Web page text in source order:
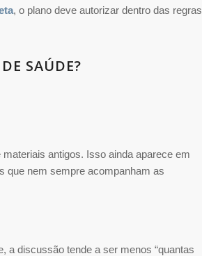
, o plano deve autorizar dentro das regras
SAÚDE?
antigos. Isso ainda aparece em
que nem sempre acompanham as
a discussão tende a ser menos “quantas